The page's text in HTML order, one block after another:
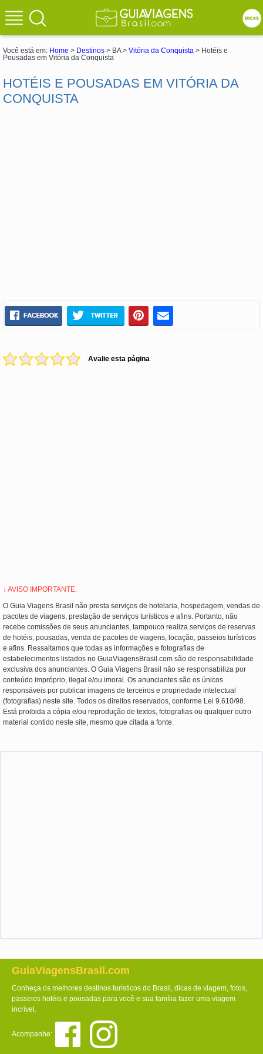
Você está em: Home > Destinos > BA > Vitória da Conquista > Hotéis e
Pousadas em Vitória da Conquista
HOTÉIS E POUSADAS EM VITÓRIA DA
CONQUISTA
Avalie esta página
↓ AVISO IMPORTANTE:
O Guia Viagens Brasil não presta serviços de hotelaria, hospedagem, vendas de
pacotes de viagens, prestação de serviços turísticos e afins. Portanto, não
recebe comissões de seus anunciantes, tampouco realiza serviços de reservas
de hotéis, pousadas, venda de pacotes de viagens, locação, passeios turísticos
e afins. Ressaltamos que todas as informações e fotografias de
estabelecimentos listados no GuiaViagensBrasil.com são de responsabilidade
exclusiva dos anunciantes. O Guia Viagens Brasil não se responsabiliza por
conteúdo impróprio, ilegal e/ou imoral. Os anunciantes são os únicos
responsáveis por publicar imagens de terceiros e propriedade intelectual
(fotografias) neste site. Todos os direitos reservados, conforme Lei 9.610/98.
Está proibida a cópia e/ou reprodução de textos, fotografias ou qualquer outro
material contido neste site, mesmo que citada a fonte.
GuiaViagensBrasil.com
Conheça os melhores destinos turísticos do Brasil, dicas de viagem, fotos,
passeios hotéis e pousadas para você e sua família fazer uma viagem
incrível.
Acompanhe: